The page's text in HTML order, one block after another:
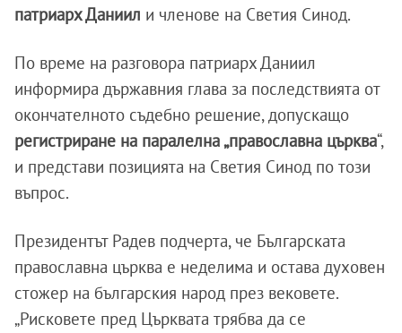
патриарх Даниил и членове на Светия Синод.
По време на разговора патриарх Даниил
информира държавния глава за последствията от
окончателното съдебно решение, допускащо
регистриране на паралелна „православна църква“,
и представи позицията на Светия Синод по този
въпрос.
Президентът Радев подчерта, че Българската
православна църква е неделима и остава духовен
стожер на българския народ през вековете.
„Рисковете пред Църквата трябва да се